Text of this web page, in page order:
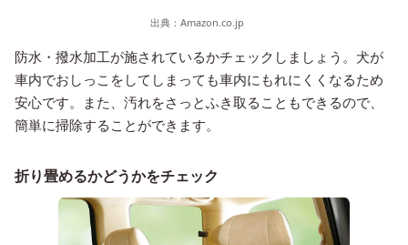
出典： Amazon.co.jp
防水・撥水加工が施されているかチェックしましょう。犬が
車内でおしっこをしてしまっても車内にもれにくくなるため
安心です。また、汚れをさっとふき取ることもできるので、
簡単に掃除することができます。
折り畳めるかどうかをチェック